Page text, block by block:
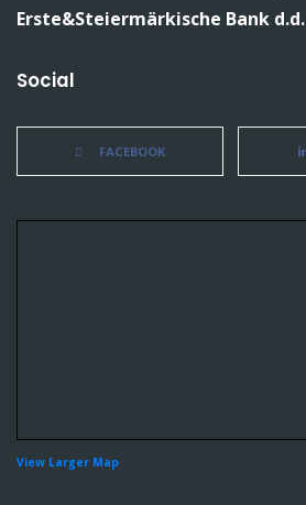
Erste&Steiermärkische Bank d.d.
Social
FACEBOOK
View Larger Map